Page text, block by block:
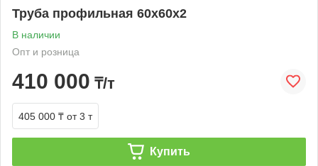
Труба профильная 60х60х2
В наличии
Опт и розница
410 000 ₸/т
405 000 ₸ от 3 т
Купить